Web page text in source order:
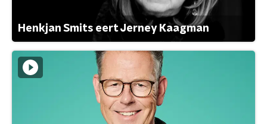
Henkjan Smits eert Jerney Kaagman